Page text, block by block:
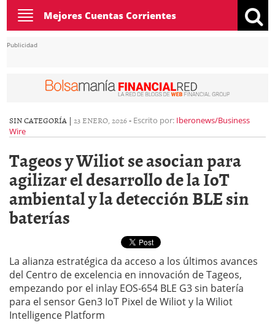
Toggle
navigation
Mejores Cuentas Corrientes
Publicidad
SIN CATEGORÍA | 23 ENERO, 2026- Escrito por: Iberonews/Business
Wire
Tageos y Wiliot se asocian para
agilizar el desarrollo de la IoT
ambiental y la detección BLE sin
baterías
La alianza estratégica da acceso a los últimos avances
del Centro de excelencia en innovación de Tageos,
empezando por el inlay EOS-654 BLE G3 sin batería
para el sensor Gen3 IoT Pixel de Wiliot y la Wiliot
Intelligence Platform